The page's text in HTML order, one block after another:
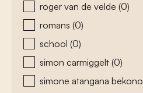
roger van de velde (0)
romans (0)
school (0)
simon carmiggelt (0)
simone atangana bekono